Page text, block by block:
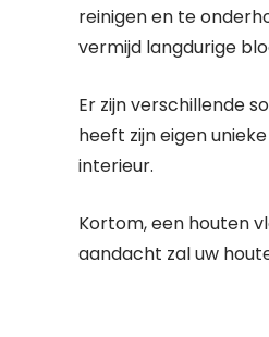
reinigen en te
vermijd langdurige
Er zijn verschillende
heeft zijn eigen
interieur.
Kortom, een houten
aandacht zal uw